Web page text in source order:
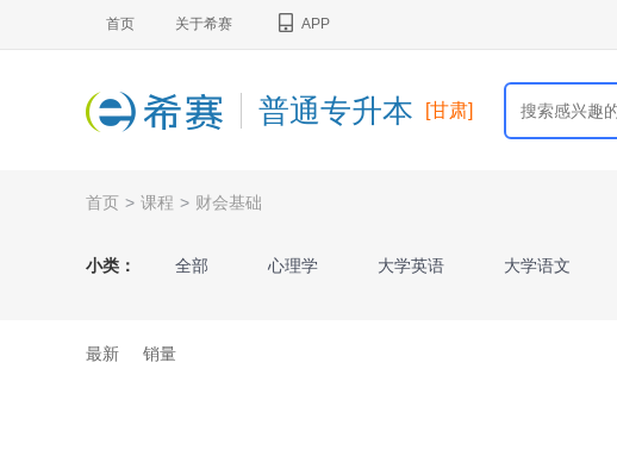
首页 关于希赛 APP
普通专升本 [甘肃]
首页 > 课程 > 财会基础
小类： 全部 心理学 大学英语 大学语文
最新 销量